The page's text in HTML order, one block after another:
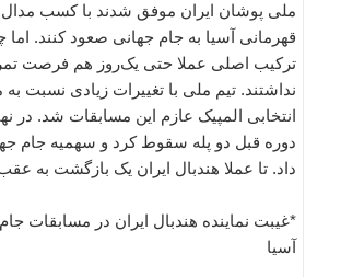
ملی پوشان ایران موفق شدند با کسب مدال
قهرمانی آسیا به جام جهانی صعود کنند. اما
ترکیب اصلی عملا حتی یک‌روز هم فرصت
نداشتند. تیم ملی با تغییرات زیادی نسبت
انتخابی المپیک عازم این مسابقات شد. در
دوره قبل دو پله سقوط کرد و سهمیه جام
داد. تا عملا هندبال ایران یک بازگشت به
*غیبت نماینده هندبال ایران در مسابقات
آسیا